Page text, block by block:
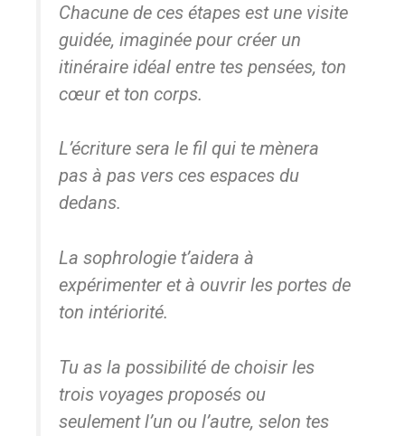
Chacune de ces étapes est une visite
guidée, imaginée pour créer un
itinéraire idéal entre tes pensées, ton
cœur et ton corps.
L’écriture sera le fil qui te mènera
pas à pas vers ces espaces du
dedans.
La sophrologie t’aidera à
expérimenter et à ouvrir les portes de
ton intériorité.
Tu as la possibilité de choisir les
trois voyages proposés ou
seulement l’un ou l’autre, selon tes